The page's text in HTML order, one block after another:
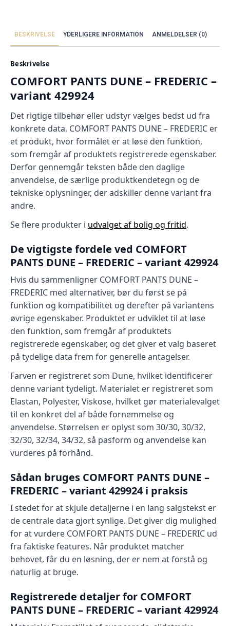
BESKRIVELSE YDERLIGERE INFORMATION ANMELDELSER (0)
Beskrivelse
COMFORT PANTS DUNE – FREDERIC –
variant 429924
Det rigtige tilbehør eller udstyr vælges bedst ud fra
konkrete data. COMFORT PANTS DUNE – FREDERIC er
et produkt, hvor formålet er at løse den funktion,
som fremgår af produktets registrerede egenskaber.
Derfor gennemgår teksten både den daglige
anvendelse, de særlige produktkendetegn og de
tekniske oplysninger, der adskiller denne variant fra
andre.
Se flere produkter i udvalget af bolig og fritid.
De vigtigste fordele ved COMFORT
PANTS DUNE – FREDERIC – variant 429924
Hvis du sammenligner COMFORT PANTS DUNE –
FREDERIC med alternativer, bør du først se på
funktion og kompatibilitet og derefter på variantens
øvrige egenskaber. Produktet er udviklet til at løse
den funktion, som fremgår af produktets
registrerede egenskaber, og det giver et valg baseret
på tydelige data frem for generelle antagelser.
Farven er registreret som Dune, hvilket identificerer
denne variant tydeligt. Materialet er registreret som
Elastan, Polyester, Viskose, hvilket gør materialevalget
til en konkret del af både fornemmelse og
anvendelse. Størrelsen er oplyst som 30/30, 30/32,
32/30, 32/34, 34/32, så pasform og anvendelse kan
vurderes på forhånd.
Sådan bruges COMFORT PANTS DUNE –
FREDERIC – variant 429924 i praksis
I stedet for at skjule detaljerne i en lang salgstekst er
de centrale data gjort synlige. Det giver dig mulighed
for at vurdere COMFORT PANTS DUNE – FREDERIC ud
fra faktiske features. Når produktet matcher
behovet, får du en løsning, der er nem at forstå og
naturlig at bruge.
Registrerede detaljer for COMFORT
PANTS DUNE – FREDERIC – variant 429924